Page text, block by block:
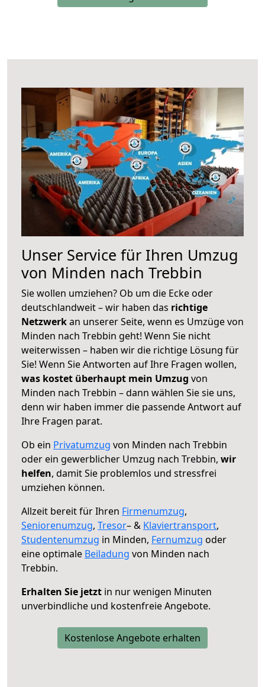
Unser Service für Ihren Umzug
von Minden nach Trebbin
Sie wollen umziehen? Ob um die Ecke oder
deutschlandweit – wir haben das richtige
Netzwerkan unserer Seite, wenn es Umzüge von
Minden nach Trebbin geht! Wenn Sie nicht
weiterwissen – haben wir die richtige Lösung für
Sie! Wenn Sie Antworten auf Ihre Fragen wollen,
was kostet überhaupt mein Umzug von
Minden nach Trebbin – dann wählen Sie sie uns,
denn wir haben immer die passende Antwort auf
Ihre Fragen parat.
Ob ein Privatumzug von Minden nach Trebbin
oder ein gewerblicher Umzug nach Trebbin, wir
helfen, damit Sie problemlos und stressfrei
umziehen können.
Allzeit bereit für Ihren Firmenumzug,
Seniorenumzug, Tresor– & Klaviertransport,
Studentenumzug in Minden, Fernumzug oder
eine optimale Beiladung von Minden nach
Trebbin.
Erhalten Sie jetzt in nur wenigen Minuten
unverbindliche und kostenfreie Angebote.
Kostenlose Angebote erhalten